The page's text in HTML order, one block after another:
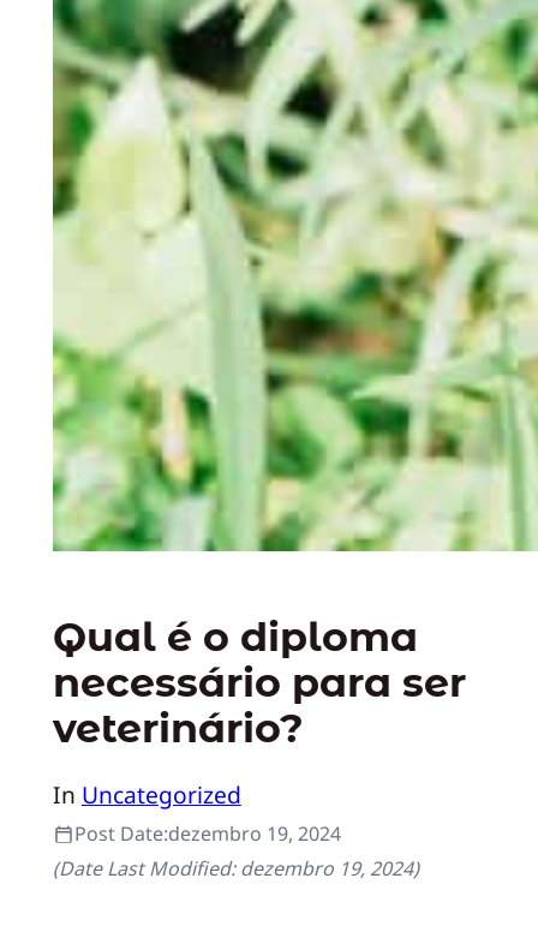
Qual é o diploma
necessário para ser
veterinário?
In Uncategorized
Post Date:dezembro 19, 2024
(Date Last Modified:dezembro 19, 2024)